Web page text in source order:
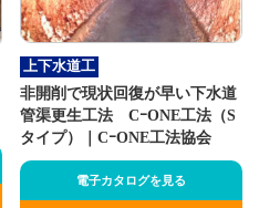
上下水道工
非開削で現状回復が早い下水道
管渠更生工法 CｰONE工法（S
タイプ）｜CｰONE工法協会
電子カタログを見る